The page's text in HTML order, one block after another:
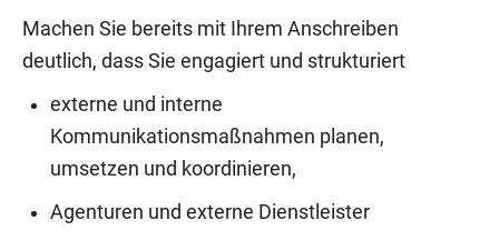
Machen Sie bereits mit Ihrem Anschreiben
deutlich, dass Sie engagiert und strukturiert
externe und interne
Kommunikationsmaßnahmen planen,
umsetzen und koordinieren,
Agenturen und externe Dienstleister